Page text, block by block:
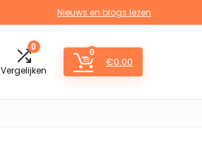
Nieuws en blogs lezen
0
Vergelijken
0
€0.00